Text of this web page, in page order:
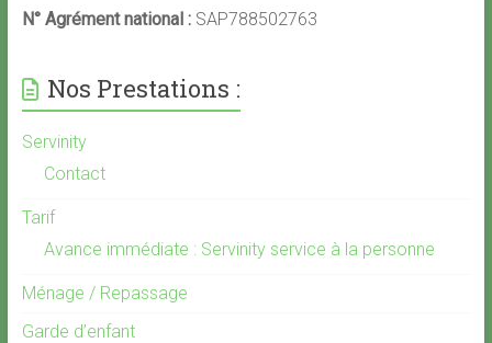
N° Agrément national :SAP788502763
Nos Prestations :
Servinity
Contact
Tarif
Avance immédiate : Servinity service à la personne
Ménage / Repassage
Garde d’enfant